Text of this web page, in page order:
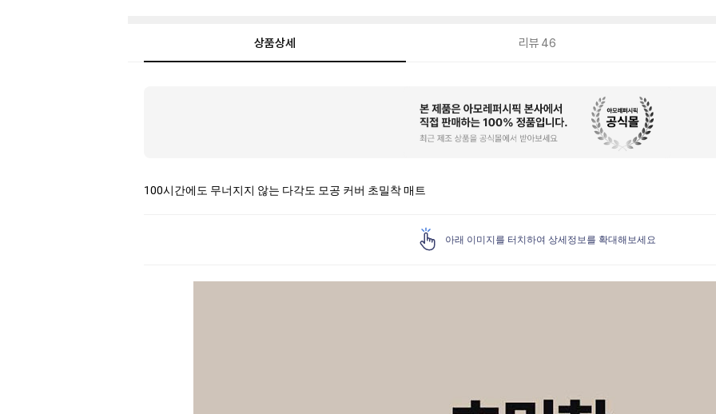
상품상세 리뷰 46
100시간에도 무너지지 않는 다각도 모공 커버 초밀착 매트
아래 이미지를 터치하여 상세정보를 확대해보세요